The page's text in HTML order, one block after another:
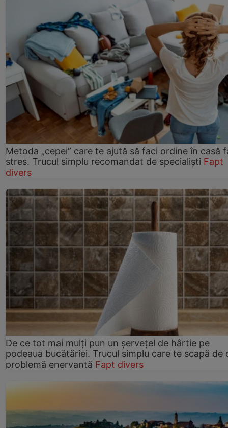
Metoda „cepei” care te ajută să faci ordine în casă
stres. Trucul simplu recomandat de specialiști Fapt
divers
De ce tot mai mulți pun un șervețel de hârtie pe
podeaua bucătăriei. Trucul simplu care te scapă de
problemă enervantă Fapt divers